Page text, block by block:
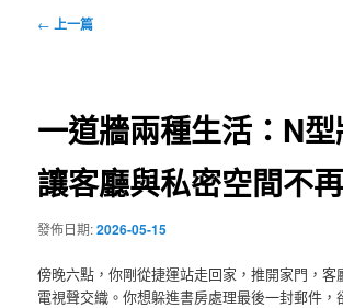
文
← 上一篇
一道牆兩種生活：N
讓客廳與私密空間不
發佈日期:2026-05-15
傍晚六點，你剛從捷運站走回家，推開家門，客
電視聲交織。你想躲進書房處理最後一封郵件，